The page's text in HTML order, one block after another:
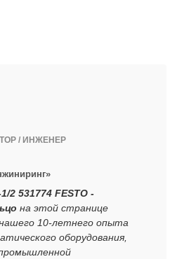
/ ИНЖЕНЕР
2 531774 FESTO -
на этой странице
10-летнего опыта
оборудования,